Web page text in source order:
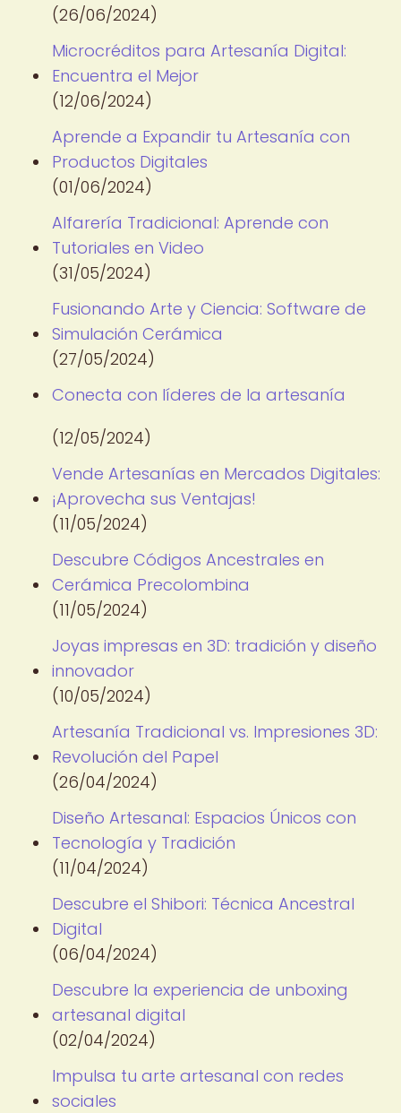
(26/06/2024)
Microcréditos para Artesanía Digital:
Encuentra el Mejor
(12/06/2024)
Aprende a Expandir tu Artesanía con
Productos Digitales
(01/06/2024)
Alfarería Tradicional: Aprende con
Tutoriales en Video
(31/05/2024)
Fusionando Arte y Ciencia: Software de
Simulación Cerámica
(27/05/2024)
Conecta con líderes de la artesanía
(12/05/2024)
Vende Artesanías en Mercados Digitales:
¡Aprovecha sus Ventajas!
(11/05/2024)
Descubre Códigos Ancestrales en
Cerámica Precolombina
(11/05/2024)
Joyas impresas en 3D: tradición y diseño
innovador
(10/05/2024)
Artesanía Tradicional vs. Impresiones 3D:
Revolución del Papel
(26/04/2024)
Diseño Artesanal: Espacios Únicos con
Tecnología y Tradición
(11/04/2024)
Descubre el Shibori: Técnica Ancestral
Digital
(06/04/2024)
Descubre la experiencia de unboxing
artesanal digital
(02/04/2024)
Impulsa tu arte artesanal con redes
sociales